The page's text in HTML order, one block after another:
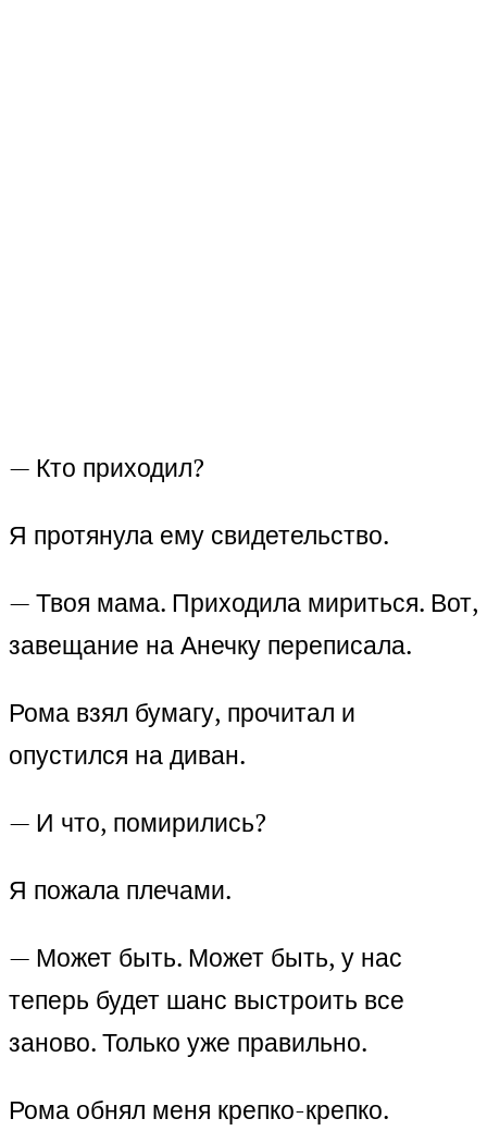
— Кто приходил?
Я протянула ему свидетельство.
— Твоя мама. Приходила мириться. Вот,
завещание на Анечку переписала.
Рома взял бумагу, прочитал и
опустился на диван.
— И что, помирились?
Я пожала плечами.
— Может быть. Может быть, у нас
теперь будет шанс выстроить все
заново. Только уже правильно.
Рома обнял меня крепко-крепко.